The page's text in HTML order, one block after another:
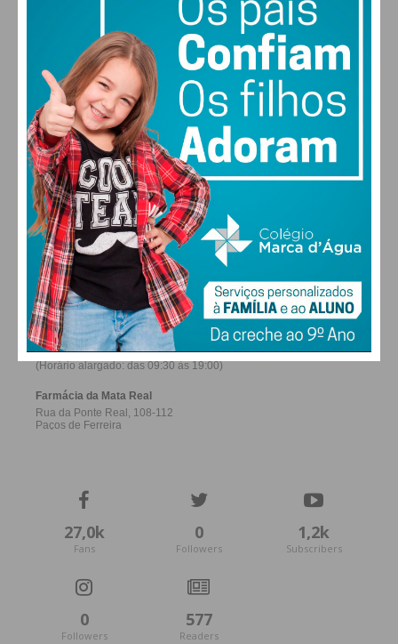
SÁB DOM
28
SEG
30
TER
ALTERAR
FARMACIAS DE SERVIÇO EM PAÇOS DE
FERREIRA
27,0k
Fans
0
Followers
1,2k
Subscribers
0
Followers
577
Readers